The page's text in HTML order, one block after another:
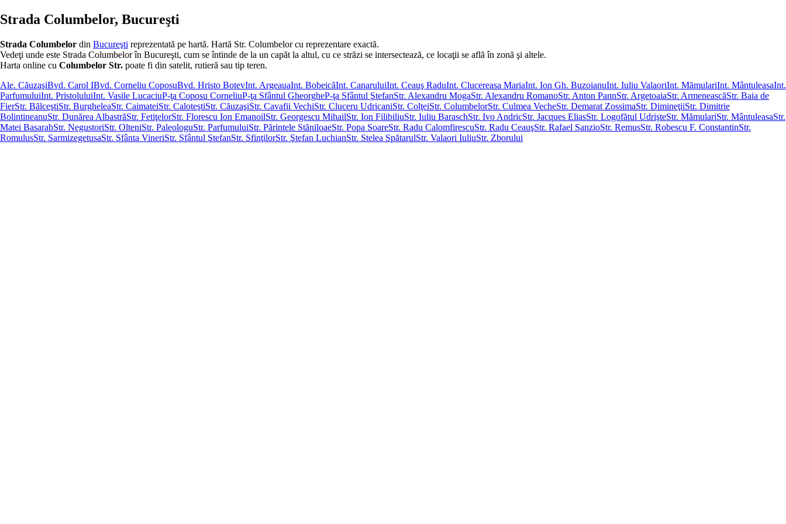
Strada Columbelor, Bucureşti
Strada Columbelor din Bucureşti reprezentată pe hartă. Hartă Str. Columbelor cu reprezentare exactă.
Vedeţi unde este Strada Columbelor în Bucureşti, cum se întinde de la un capăt la altul, cu ce străzi se intersectează, ce locaţii se află în zonă şi altele.
Harta online cu Columbelor Str. poate fi din satelit, rutieră sau tip teren.
Ale. CăuzaşiBvd. Carol IBvd. Corneliu CoposuBvd. Hristo BotevInt. ArgeauaInt. BobeicăInt. CanaruluiInt. Ceauş RaduInt. Clucereasa MariaInt. Ion Gh. BuzoianuInt. Iuliu ValaoriInt. MămulariInt. MântuleasaInt.
ParfumuluiInt. PristoluluiInt. Vasile LucaciuP-ţa Coposu CorneliuP-ţa Sfântul GheorgheP-ţa Sfântul ŞtefanStr. Alexandru MogaStr. Alexandru RomanoStr. Anton PannStr. ArgetoaiaStr. ArmeneascăStr. Baia de
FierStr. BălceştiStr. BurgheleaStr. CaimateiStr. CaloteştiStr. CăuzaşiStr. Cavafii VechiStr. Cluceru UdricaniStr. ColţeiStr. ColumbelorStr. Culmea VecheStr. Demarat ZossimaStr. DimineţiiStr. Dimitrie
BolintineanuStr. Dunărea AlbastrăStr. FetiţelorStr. Florescu Ion EmanoilStr. Georgescu MihailStr. Ion FilibiliuStr. Iuliu BaraschStr. Ivo AndricStr. Jacques EliasStr. Logofătul UdrişteStr. MămulariStr. MântuleasaStr.
Matei BasarabStr. NegustoriStr. OlteniStr. PaleologuStr. ParfumuluiStr. Părintele StăniloaeStr. Popa SoareStr. Radu CalomfirescuStr. Radu CeauşStr. Rafael SanzioStr. RemusStr. Robescu F. ConstantinStr.
RomulusStr. SarmizegetusaStr. Sfânta VineriStr. Sfântul ŞtefanStr. SfinţilorStr. Ştefan LuchianStr. Stelea SpătarulStr. Valaori IuliuStr. Zborului